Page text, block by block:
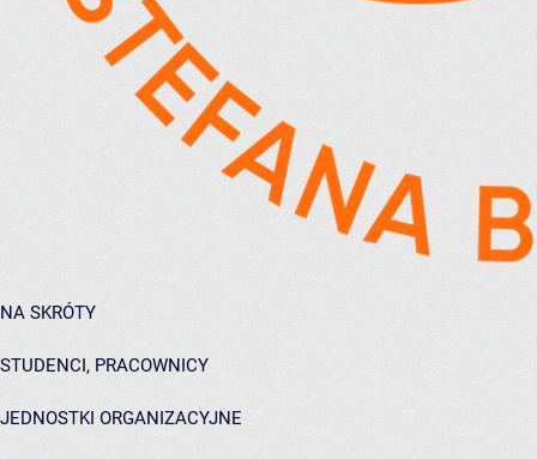
NA SKRÓTY
STUDENCI, PRACOWNICY
JEDNOSTKI ORGANIZACYJNE